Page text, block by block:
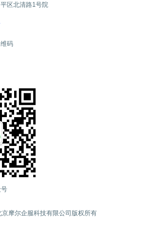
区北清路1号院
码
摩尔企服科技有限公司版权所有